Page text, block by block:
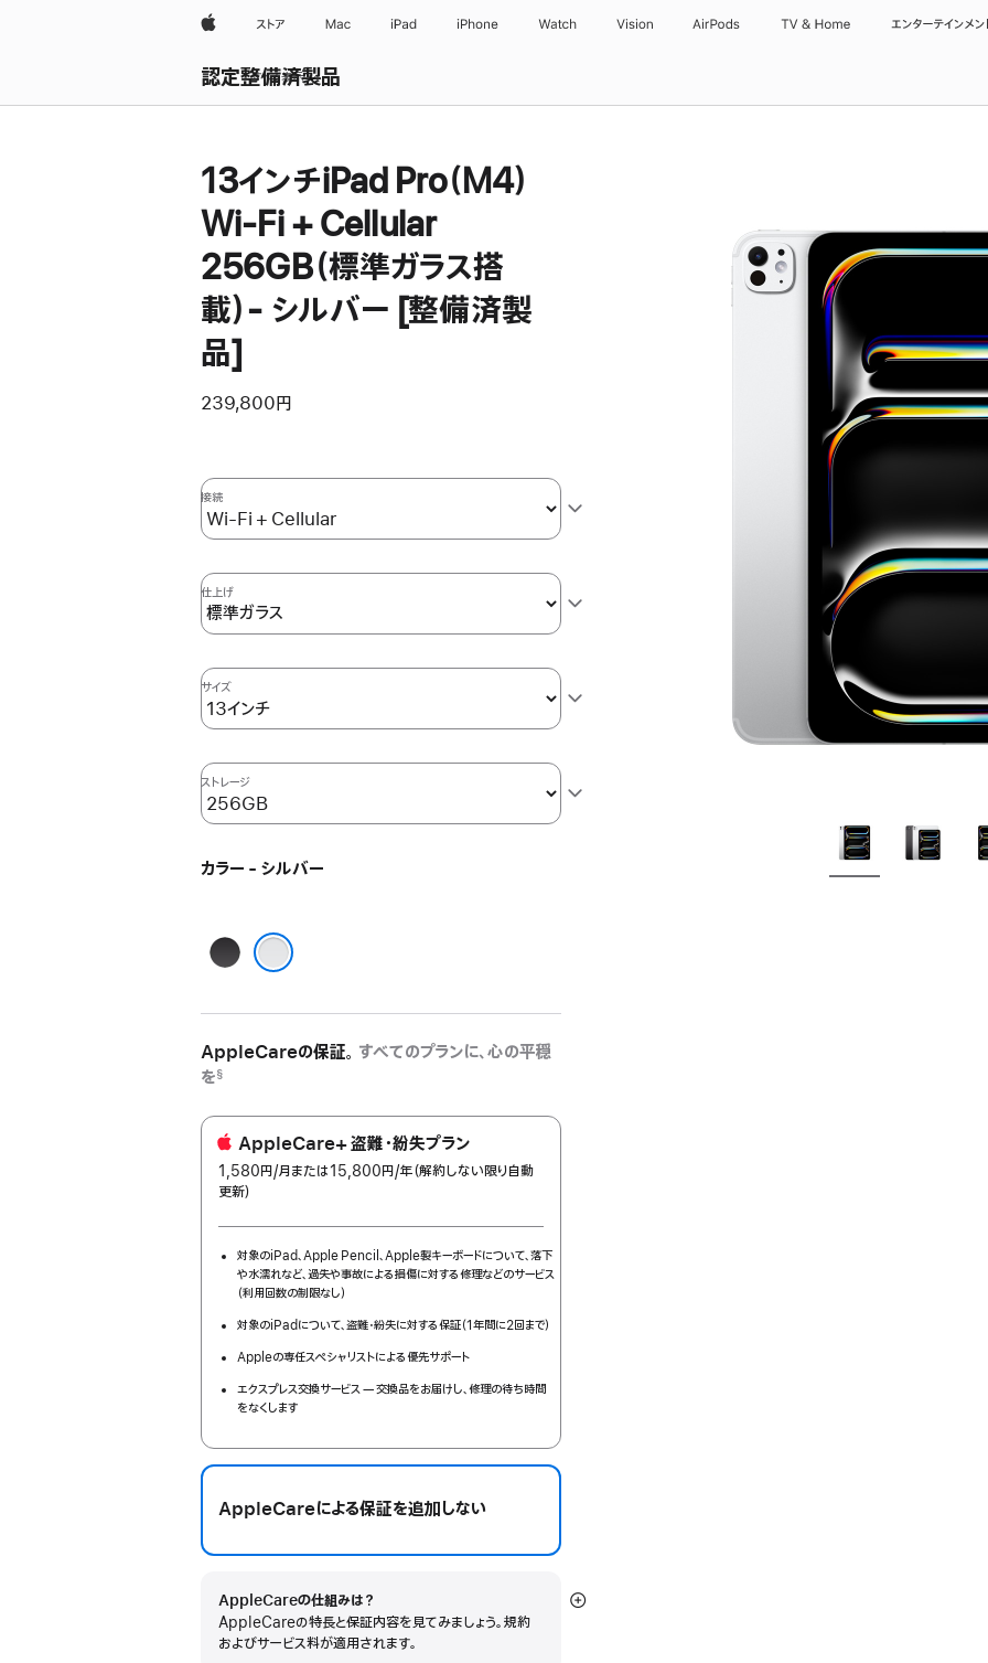
Appleストア Mac iPad iPhone Watch Vision AirPods TV & Home エンターテインメン
認定整備済製品
すべて表示
13インチiPad Pro（M4）
Wi-Fi + Cellular
256GB（標準ガラス搭
載）- シルバー [整備済製
品]
239,800円
接続
仕上げ
サイズ
ストレージ
カラー - シルバー
ス
ペ
ブ
ラ
AppleCareの保証。 すべてのプランに、心の平穏
を§
AppleCare+ 盗難・紛失プラン
1,580円/月per
または15,800円/年年
（解約しない限り自動
更新）
対象のiPad、Apple Pencil、Apple製キーボードについて、落下
や水濡れなど、過失や事故による損傷に対する修理などのサービス
（利用回数の制限なし）
対象のiPadについて、盗難・紛失に対する保証（1年間に2回まで）
Appleの専任スペシャリストによる優先サポート
エクスプレス交換サービス — 交換品をお届けし、修理の待ち時間
をなくします
AppleCareによる保証を追加しない
AppleCareの仕組みは？
AppleCareの特長と保証内容を見てみましょう。規約
およびサービス料が適用されます。
詳